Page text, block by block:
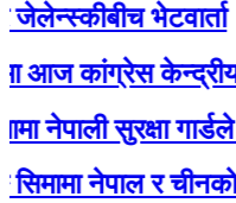
भेटवार्ता
कांग्रेस केन्द्रीय
सुरक्षा गार्डले
नेपाल र चीनकाे